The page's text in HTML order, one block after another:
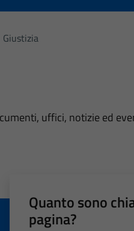
Giustizia
uffici, notizie ed
Quanto sono
pagina?